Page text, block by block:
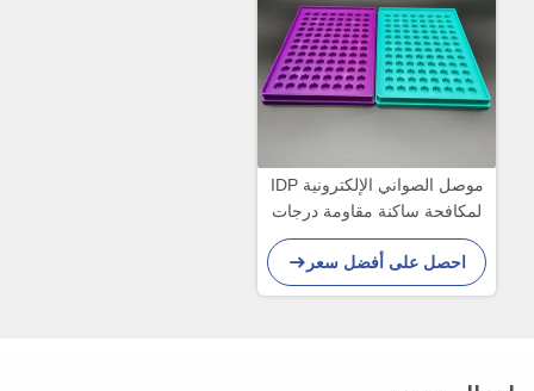
موصل الصواني الإلكترونية IDP
لمكافحة ساكنة مقاومة درجات
الحرارة العالية
احصل على أفضل سعر